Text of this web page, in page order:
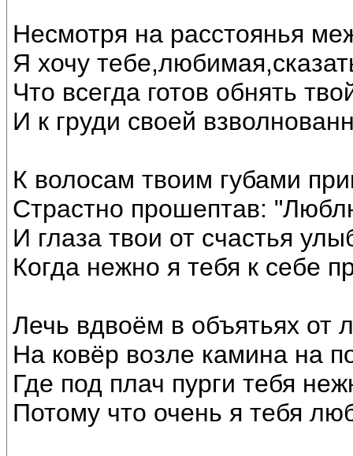
Несмотря на расстоянья
Я хочу
Что всегда готов обнять
И к груди своей
К волосам твоим губами
Страстно прошептав:
И глаза твои от счастья
Когда нежно я тебя к себе
Лечь вдвоём в объятьях от
На ковёр возле камина на
Где под плач пурги тебя
Потому что очень я тебя